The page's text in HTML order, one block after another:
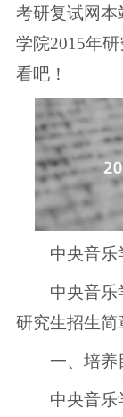
考研复试网本
学院2015年
看吧！
中央音乐
中央音乐学
研究生招生简
一、培养
中央音乐学